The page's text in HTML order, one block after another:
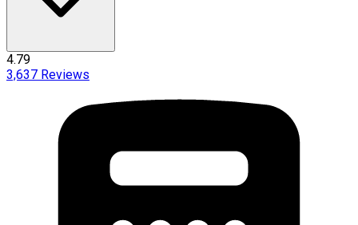
4.79
3,637 Reviews